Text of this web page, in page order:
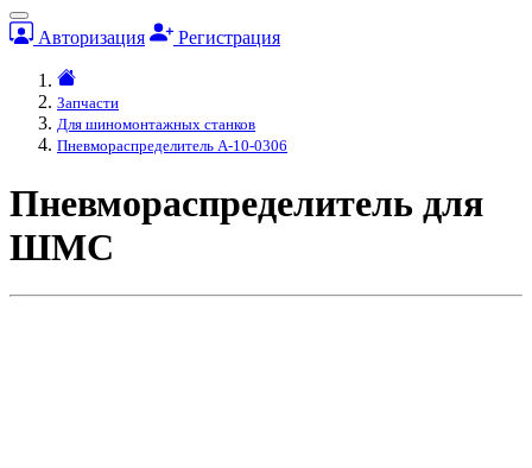
Авторизация Регистрация
Запчасти
Для шиномонтажных станков
Пневмораспределитель A-10-0306
Пневмораспределитель для
ШМС